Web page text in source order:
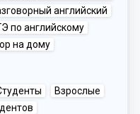
английский
по английскому
на дому
Взрослые